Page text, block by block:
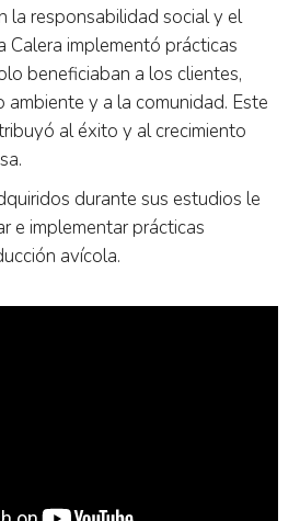
la responsabilidad social y el
Calera implementó prácticas
beneficiaban a los clientes,
ambiente y a la comunidad. Este
al éxito y al crecimiento
durante sus estudios le
e implementar prácticas
avícola.